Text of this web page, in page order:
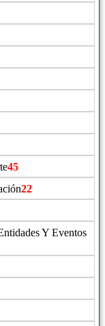
45
22
Y Eventos